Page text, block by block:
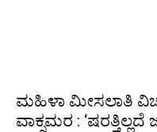
ಮಹಿಳಾ ಮೀಸಲಾತಿ
ವಾಕ್ಸಮರ :